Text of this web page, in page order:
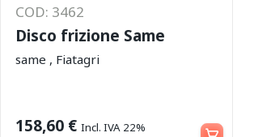
COD: 3462
Disco frizione Same
same , Fiatagri
158,60 € Incl. IVA 22% Aggiungi al carrello